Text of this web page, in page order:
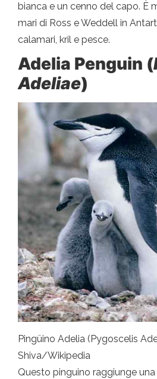
bianca e un cenno del capo. È
mari di Ross e Weddell in
calamari, kril e pesce.
Adelia Penguin (
Adeliae)
Pingüino Adelia (Pygoscelis
Shiva/Wikipedia
Questo pinguino raggiunge